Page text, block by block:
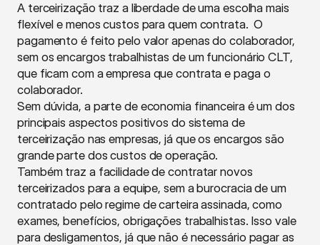
A terceirização traz a liberdade de uma escolha mais
flexível e menos custos para quem contrata.  O
pagamento é feito pelo valor apenas do colaborador,
sem os encargos trabalhistas de um funcionário CLT,
que ficam com a empresa que contrata e paga o
colaborador.
Sem dúvida, a parte de economia financeira é um dos
principais aspectos positivos do sistema de
terceirização nas empresas, já que os encargos são
grande parte dos custos de operação.
Também traz a facilidade de contratar novos
terceirizados para a equipe, sem a burocracia de um
contratado pelo regime de carteira assinada, como
exames, benefícios, obrigações trabalhistas. Isso vale
para desligamentos, já que não é necessário pagar as